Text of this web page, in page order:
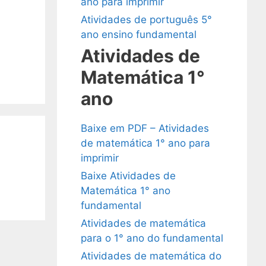
Atividades de português 5°
ano ensino fundamental
Atividades de
Matemática 1°
ano
Baixe em PDF – Atividades
de matemática 1° ano para
imprimir
Baixe Atividades de
Matemática 1° ano
fundamental
Atividades de matemática
para o 1° ano do fundamental
Atividades de matemática do